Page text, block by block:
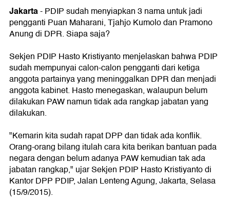
Jakarta-PDIP sudah menyiapkan 3 nama untuk jadi
pengganti Puan Maharani, Tjahjo Kumolo dan Pramono
Anung di DPR. Siapa saja?
Sekjen PDIP Hasto Kristiyanto menjelaskan bahwa PDIP
sudah mempunyai calon-calon pengganti dari ketiga
anggota partainya yang meninggalkan DPR dan menjadi
anggota kabinet. Hasto menegaskan, walaupun belum
dilakukan PAW namun tidak ada rangkap jabatan yang
dilakukan.
"Kemarin kita sudah rapat DPP dan tidak ada konflik.
Orang-orang bilang itulah cara kita berikan bantuan pada
negara dengan belum adanya PAW kemudian tak ada
jabatan rangkap," ujar Sekjen PDIP Hasto Kristiyanto di
Kantor DPP PDIP, Jalan Lenteng Agung, Jakarta, Selasa
(15/9/2015).